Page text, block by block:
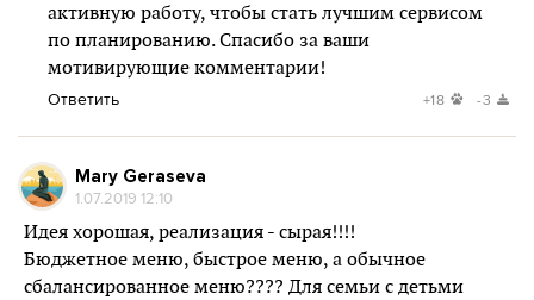
активную работу, чтобы стать лучшим сервисом
по планированию. Спасибо за ваши
мотивирующие комментарии!
Ответить +18 -3
Mary Geraseva
1.07.2019 12:10
Идея хорошая, реализация - сырая!!!!
Бюджетное меню, быстрое меню, а обычное
сбалансированное меню???? Для семьи с детьми